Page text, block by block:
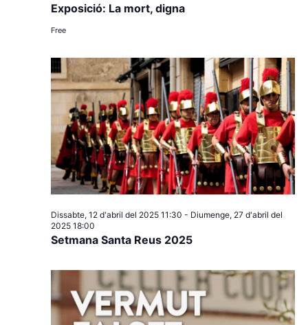
Exposició: La mort, digna
Free
Setmana Santa Reus 2025
Dissabte, 12 d'abril del 2025 11:30 - Diumenge, 27 d'abril del
2025 18:00